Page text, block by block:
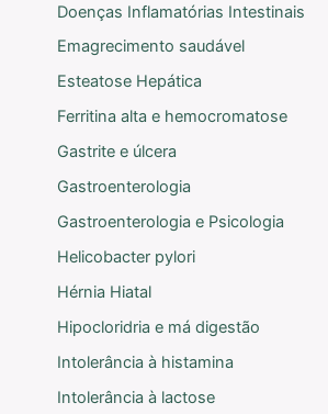
Doenças Inflamatórias Intestinais
Emagrecimento saudável
Esteatose Hepática
Ferritina alta e hemocromatose
Gastrite e úlcera
Gastroenterologia
Gastroenterologia e Psicologia
Helicobacter pylori
Hérnia Hiatal
Hipocloridria e má digestão
Intolerância à histamina
Intolerância à lactose